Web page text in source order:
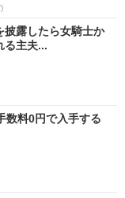
披露したら女騎士か
る主夫...
数料0円で入手する